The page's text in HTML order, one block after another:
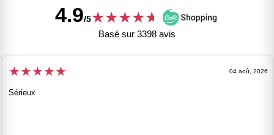
4.9/5★★★★★
★
Basé sur 3398 avis
★★★★★ 04 aoû, 2026
Sérieux